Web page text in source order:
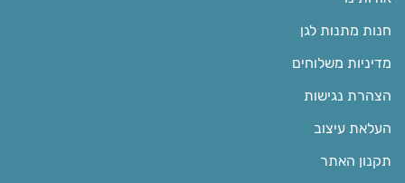
חנות מתנות לגן
מדיניות משלוחים
הצהרת נגישות
העלאת עיצוב
תקנון האתר